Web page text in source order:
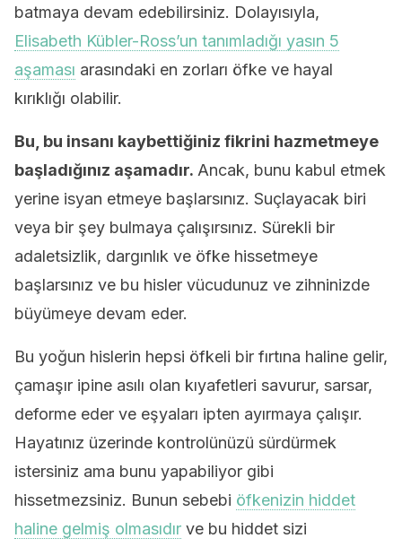
batmaya devam edebilirsiniz. Dolayısıyla,
Elisabeth Kübler-Ross’un tanımladığı yasın 5
aşaması arasındaki en zorları öfke ve hayal
kırıklığı olabilir.
Bu, bu insanı kaybettiğiniz fikrini hazmetmeye
başladığınız aşamadır. Ancak, bunu kabul etmek
yerine isyan etmeye başlarsınız. Suçlayacak biri
veya bir şey bulmaya çalışırsınız. Sürekli bir
adaletsizlik, dargınlık ve öfke hissetmeye
başlarsınız ve bu hisler vücudunuz ve zihninizde
büyümeye devam eder.
Bu yoğun hislerin hepsi öfkeli bir fırtına haline gelir,
çamaşır ipine asılı olan kıyafetleri savurur, sarsar,
deforme eder ve eşyaları ipten ayırmaya çalışır.
Hayatınız üzerinde kontrolünüzü sürdürmek
istersiniz ama bunu yapabiliyor gibi
hissetmezsiniz. Bunun sebebi öfkenizin hiddet
haline gelmiş olmasıdır ve bu hiddet sizi